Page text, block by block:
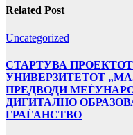
Related Post
Uncategorized
СТАРТУВА ПРОЕКТОТ
УНИВЕРЗИТЕТОТ
ПРЕДВОДИ
ДИГИТАЛНО
ГРАЃАНСТВО